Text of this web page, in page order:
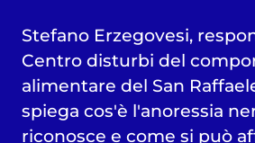
Stefano Erzegovesi,
Centro disturbi del
alimentare del San
spiega cos'è l'anoressia
riconosce e come si può